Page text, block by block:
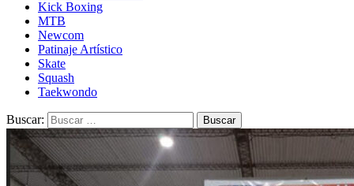
Kick Boxing
MTB
Newcom
Patinaje Artístico
Skate
Squash
Taekwondo
Buscar: